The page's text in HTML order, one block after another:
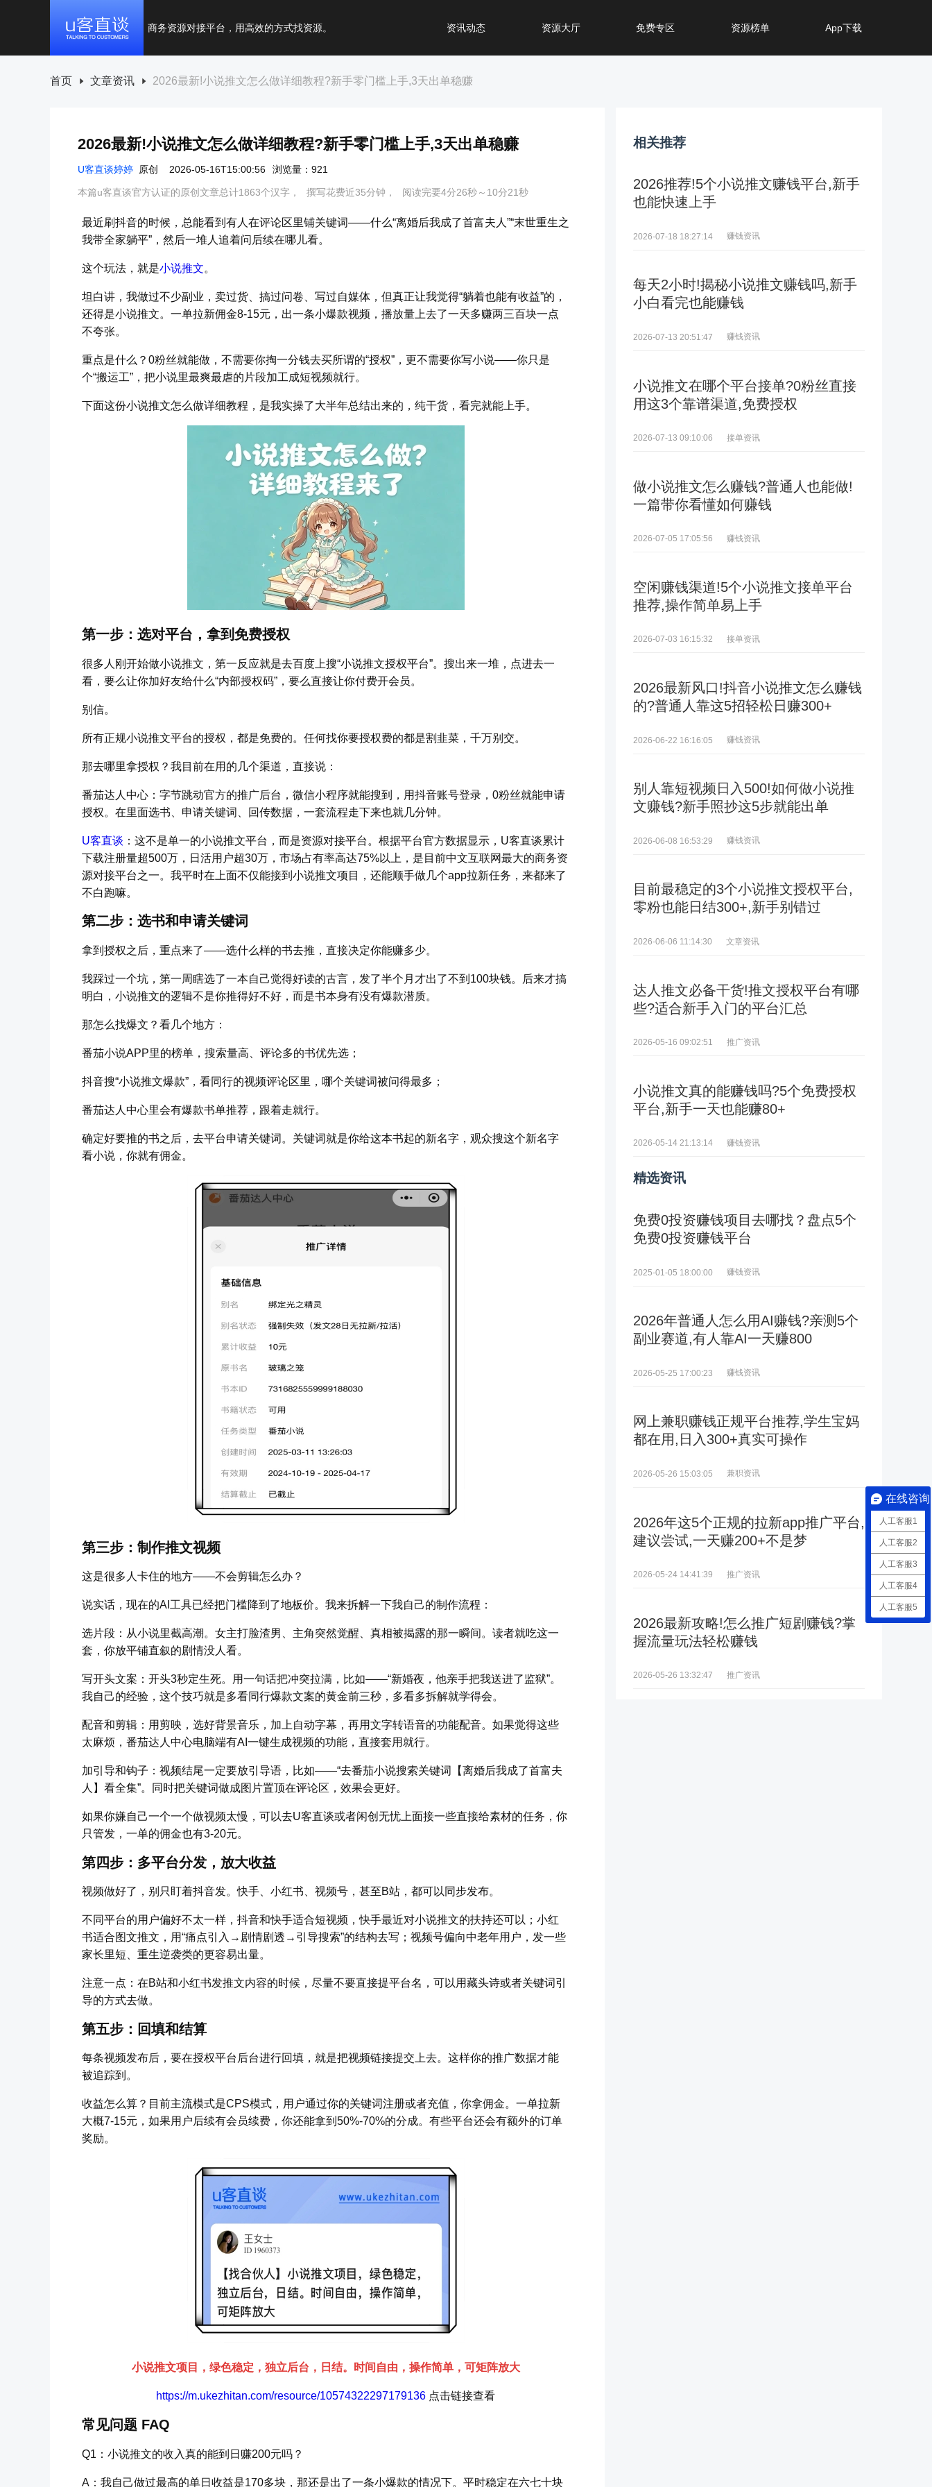
商务资源对接平台，用高效的方式找资源。 资讯动态 资源大厅 免费专区 资源榜单 App下载
首页 文章资讯 2026最新!小说推文怎么做详细教程?新手零门槛上手,3天出单稳赚
2026最新!小说推文怎么做详细教程?新手零门槛上手,3天出单稳赚
U客直谈婷婷 原创 2026-05-16T15:00:56 浏览量：921
本篇u客直谈官方认证的原创文章总计1863个汉字， 撰写花费近35分钟， 阅读完要4分26秒～10分21秒
最近刷抖音的时候，总能看到有人在评论区里铺关键词——什么“离婚后我成了首富夫人”“末世重生之
我带全家躺平”，然后一堆人追着问后续在哪儿看。
这个玩法，就是小说推文。
坦白讲，我做过不少副业，卖过货、搞过问卷、写过自媒体，但真正让我觉得“躺着也能有收益”的，
还得是小说推文。一单拉新佣金8-15元，出一条小爆款视频，播放量上去了一天多赚两三百块一点
不夸张。
重点是什么？0粉丝就能做，不需要你掏一分钱去买所谓的“授权”，更不需要你写小说——你只是
个“搬运工”，把小说里最爽最虐的片段加工成短视频就行。
下面这份小说推文怎么做详细教程，是我实操了大半年总结出来的，纯干货，看完就能上手。
第一步：选对平台，拿到免费授权
很多人刚开始做小说推文，第一反应就是去百度上搜“小说推文授权平台”。搜出来一堆，点进去一
看，要么让你加好友给什么“内部授权码”，要么直接让你付费开会员。
别信。
所有正规小说推文平台的授权，都是免费的。任何找你要授权费的都是割韭菜，千万别交。
那去哪里拿授权？我目前在用的几个渠道，直接说：
番茄达人中心：字节跳动官方的推广后台，微信小程序就能搜到，用抖音账号登录，0粉丝就能申请
授权。在里面选书、申请关键词、回传数据，一套流程走下来也就几分钟。
U客直谈 ：这不是单一的小说推文平台，而是资源对接平台。根据平台官方数据显示，U客直谈累计
下载注册量超500万，日活用户超30万，市场占有率高达75%以上，是目前中文互联网最大的商务资
源对接平台之一。我平时在上面不仅能接到小说推文项目，还能顺手做几个app拉新任务，来都来了
不白跑嘛。
第二步：选书和申请关键词
拿到授权之后，重点来了——选什么样的书去推，直接决定你能赚多少。
我踩过一个坑，第一周瞎选了一本自己觉得好读的古言，发了半个月才出了不到100块钱。后来才搞
明白，小说推文的逻辑不是你推得好不好，而是书本身有没有爆款潜质。
那怎么找爆文？看几个地方：
番茄小说APP里的榜单，搜索量高、评论多的书优先选；
抖音搜“小说推文爆款”，看同行的视频评论区里，哪个关键词被问得最多；
番茄达人中心里会有爆款书单推荐，跟着走就行。
确定好要推的书之后，去平台申请关键词。关键词就是你给这本书起的新名字，观众搜这个新名字
看小说，你就有佣金。
第三步：制作推文视频
这是很多人卡住的地方——不会剪辑怎么办？
说实话，现在的AI工具已经把门槛降到了地板价。我来拆解一下我自己的制作流程：
选片段：从小说里截高潮。女主打脸渣男、主角突然觉醒、真相被揭露的那一瞬间。读者就吃这一
套，你放平铺直叙的剧情没人看。
写开头文案：开头3秒定生死。用一句话把冲突拉满，比如——“新婚夜，他亲手把我送进了监狱”。
我自己的经验，这个技巧就是多看同行爆款文案的黄金前三秒，多看多拆解就学得会。
配音和剪辑：用剪映，选好背景音乐，加上自动字幕，再用文字转语音的功能配音。如果觉得这些
太麻烦，番茄达人中心电脑端有AI一键生成视频的功能，直接套用就行。
加引导和钩子：视频结尾一定要放引导语，比如——“去番茄小说搜索关键词【离婚后我成了首富夫
人】看全集”。同时把关键词做成图片置顶在评论区，效果会更好。
如果你嫌自己一个一个做视频太慢，可以去U客直谈或者闲创无忧上面接一些直接给素材的任务，你
只管发，一单的佣金也有3-20元。
第四步：多平台分发，放大收益
视频做好了，别只盯着抖音发。快手、小红书、视频号，甚至B站，都可以同步发布。
不同平台的用户偏好不太一样，抖音和快手适合短视频，快手最近对小说推文的扶持还可以；小红
书适合图文推文，用“痛点引入→剧情剧透→引导搜索”的结构去写；视频号偏向中老年用户，发一些
家长里短、重生逆袭类的更容易出量。
注意一点：在B站和小红书发推文内容的时候，尽量不要直接提平台名，可以用藏头诗或者关键词引
导的方式去做。
第五步：回填和结算
每条视频发布后，要在授权平台后台进行回填，就是把视频链接提交上去。这样你的推广数据才能
被追踪到。
收益怎么算？目前主流模式是CPS模式，用户通过你的关键词注册或者充值，你拿佣金。一单拉新
大概7-15元，如果用户后续有会员续费，你还能拿到50%-70%的分成。有些平台还会有额外的订单
奖励。
小说推文项目，绿色稳定，独立后台，日结。时间自由，操作简单，可矩阵放大
https://m.ukezhitan.com/resource/10574322297179136 点击链接查看
常见问题 FAQ
Q1：小说推文的收入真的能到日赚200元吗？
A：我自己做过最高的单日收益是170多块，那还是出了一条小爆款的情况下。平时稳定在六七十块
相关推荐
2026推荐!5个小说推文赚钱平台,新手
也能快速上手
2026-07-18 18:27:14 赚钱资讯
每天2小时!揭秘小说推文赚钱吗,新手
小白看完也能赚钱
2026-07-13 20:51:47 赚钱资讯
小说推文在哪个平台接单?0粉丝直接
用这3个靠谱渠道,免费授权
2026-07-13 09:10:06 接单资讯
做小说推文怎么赚钱?普通人也能做!
一篇带你看懂如何赚钱
2026-07-05 17:05:56 赚钱资讯
空闲赚钱渠道!5个小说推文接单平台
推荐,操作简单易上手
2026-07-03 16:15:32 接单资讯
2026最新风口!抖音小说推文怎么赚钱
的?普通人靠这5招轻松日赚300+
2026-06-22 16:16:05 赚钱资讯
别人靠短视频日入500!如何做小说推
文赚钱?新手照抄这5步就能出单
2026-06-08 16:53:29 赚钱资讯
目前最稳定的3个小说推文授权平台,
零粉也能日结300+,新手别错过
2026-06-06 11:14:30 文章资讯
达人推文必备干货!推文授权平台有哪
些?适合新手入门的平台汇总
2026-05-16 09:02:51 推广资讯
小说推文真的能赚钱吗?5个免费授权
平台,新手一天也能赚80+
2026-05-14 21:13:14 赚钱资讯
精选资讯
免费0投资赚钱项目去哪找？盘点5个
免费0投资赚钱平台
2025-01-05 18:00:00 赚钱资讯
2026年普通人怎么用AI赚钱?亲测5个
副业赛道,有人靠AI一天赚800
2026-05-25 17:00:23 赚钱资讯
网上兼职赚钱正规平台推荐,学生宝妈
都在用,日入300+真实可操作
2026-05-26 15:03:05 兼职资讯
2026年这5个正规的拉新app推广平台,
建议尝试,一天赚200+不是梦
2026-05-24 14:41:39 推广资讯
2026最新攻略!怎么推广短剧赚钱?掌
握流量玩法轻松赚钱
2026-05-26 13:32:47 推广资讯
在线咨询
人工客服1
人工客服2
人工客服3
人工客服4
人工客服5